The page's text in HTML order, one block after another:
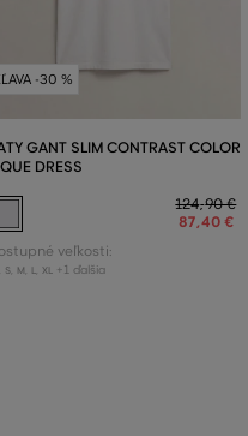
-30 %
GANT SLIM CONTRAST COLOR
DRESS
124,90 €
87,40 €
veľkosti:
S, M L XL +1 ďalšia